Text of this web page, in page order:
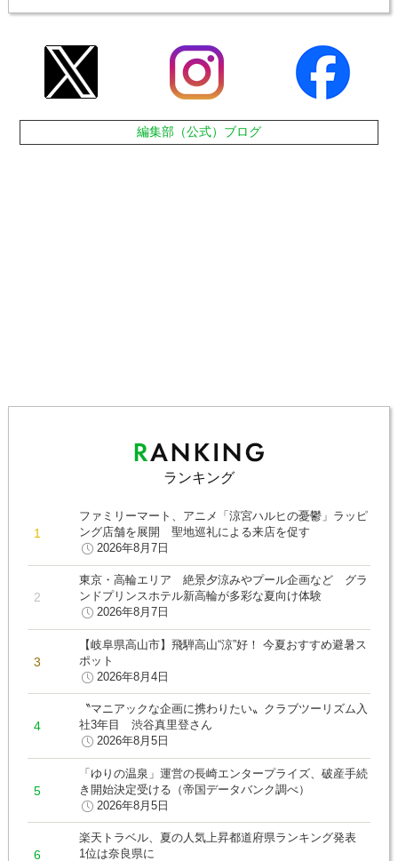
編集部（公式）ブログ
ランキング
ファミリーマート、アニメ「涼宮ハルヒの憂鬱」ラッピ
ング店舗を展開 聖地巡礼による来店を促す
2026年8月7日
東京・高輪エリア 絶景夕涼みやプール企画など グラ
ンドプリンスホテル新高輪が多彩な夏向け体験
2026年8月7日
【岐阜県高山市】飛騨高山“涼”好！ 今夏おすすめ避暑ス
ポット
2026年8月4日
〝マニアックな企画に携わりたい〟クラブツーリズム入
社3年目 渋谷真里登さん
2026年8月5日
「ゆりの温泉」運営の長崎エンタープライズ、破産手続
き開始決定受ける（帝国データバンク調べ）
2026年8月5日
楽天トラベル、夏の人気上昇都道府県ランキング発表
1位は奈良県に